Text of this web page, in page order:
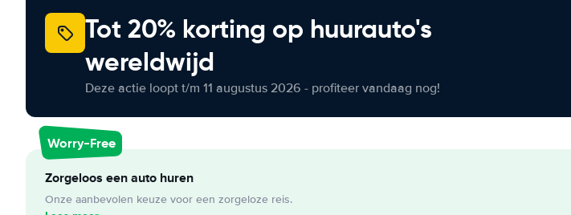
Tot 20% korting op huurauto's
wereldwijd
Deze actie loopt t/m 11 augustus 2026 - profiteer vandaag nog!
Worry-Free
Zorgeloos een auto huren
Onze aanbevolen keuze voor een zorgeloze reis.